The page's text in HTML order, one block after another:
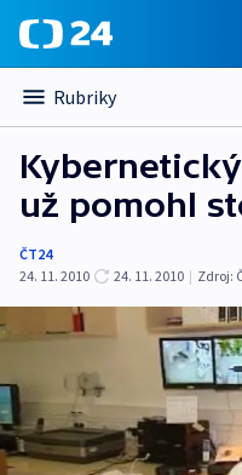
Rubriky
už pomohl
ČT24
24. 11. 2010
24. 11. 2010 | Zdroj: